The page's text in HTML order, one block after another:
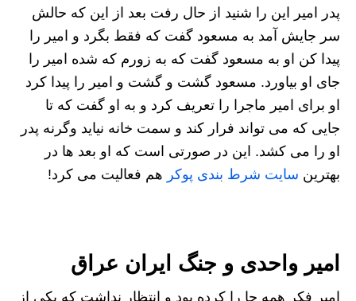
پدر امیر این را شنید از حال رفت بعد از این که حالش
سر جایش آمد به مسعود گفت که فقط بگرد و امیر را
پیدا کن او به مسعود گفت که به زورم که شده امیر را
جای او بیاورد. مسعود گشت و گشت و امیر را پیدا کرد
او برای امیر ماجرا را تعریف کرد و به او گفت که تا
جایی که می تواند فرار کند و سمت خانه نیاید وگرنه پدر
او را می کشد. این در صورتی است که او بعد ها در
بهترین سایت شرط بندی پوکر هم فعالیت می کرد!
امیر واحدی و جنگ ایران عراق
امیر فکر همه جا را کرده بود و انتظار نداشت که یکی از